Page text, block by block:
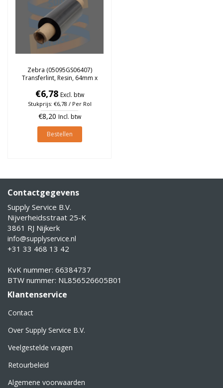
Zebra (05095GS06407)
Transferlint, Resin, 64mm x
€6,78 Excl. btw
Stukprijs: €6,78 / Per Rol
€8,20 Incl. btw
Bestellen
Contactgegevens
Supply Service B.V.
Nijverheidsstraat 25-K
3861 RJ Nijkerk
info@supplyservice.nl
+31 33 468 13 42
KvK nummer: 66384737
BTW nummer: NL856526605B01
Klantenservice
Contact
Over Supply Service B.V.
Veelgestelde vragen
Retourbeleid
Algemene voorwaarden